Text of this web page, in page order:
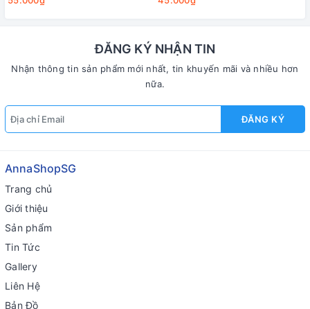
ĐĂNG KÝ NHẬN TIN
Nhận thông tin sản phẩm mới nhất, tin khuyến mãi và nhiều hơn
nữa.
ĐĂNG KÝ
AnnaShopSG
Trang chủ
Giới thiệu
Sản phẩm
Tin Tức
Gallery
Liên Hệ
Bản Đồ